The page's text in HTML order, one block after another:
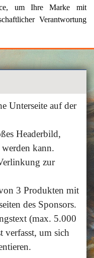
um Ihre Marke mit
Verantwortung
Unterseite auf der
Headerbild,
kann.
zur
3 Produkten mit
des Sponsors.
(max. 5.000
verfasst, um sich